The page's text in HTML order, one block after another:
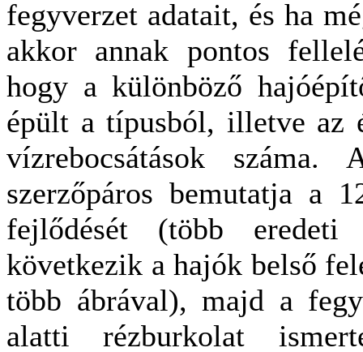
fegyverzet adatait, és ha
akkor annak pontos
hogy a különböző
épült a típusból, illetve az
vízrebocsátások
szerzőpáros bemutatja a
fejlődését (több eredeti
következik a hajók belső
több ábrával), majd a
alatti rézburkolat